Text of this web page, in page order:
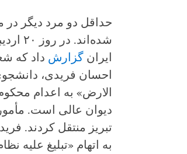
حداقل دو مرد دیگر در
ایران گزارش
الارض» به اعدام
به اتهام «تبلیغ علیه